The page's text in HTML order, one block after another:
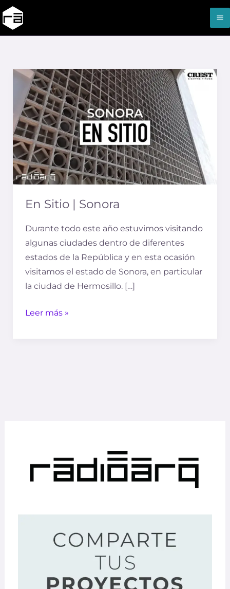
al
contenido
En Sitio | Sonora
Durante todo este año estuvimos visitando
algunas ciudades dentro de diferentes
estados de la República y en esta ocasión
visitamos el estado de Sonora, en particular
la ciudad de Hermosillo. […]
En
Sitio
|
Sonora
Leer más »